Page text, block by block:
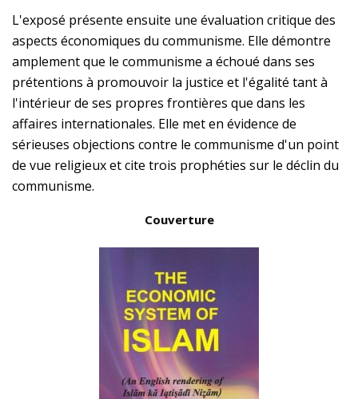
L'exposé présente ensuite une évaluation critique des
aspects économiques du communisme. Elle démontre
amplement que le communisme a échoué dans ses
prétentions à promouvoir la justice et l'égalité tant à
l'intérieur de ses propres frontières que dans les
affaires internationales. Elle met en évidence de
sérieuses objections contre le communisme d'un point
de vue religieux et cite trois prophéties sur le déclin du
communisme.
Couverture